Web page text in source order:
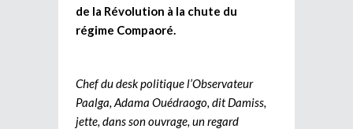
de la Révolution à la chute du
régime Compaoré.
Chef du desk politique l’Observateur
Paalga, Adama Ouédraogo, dit Damiss,
jette, dans son ouvrage, un regard